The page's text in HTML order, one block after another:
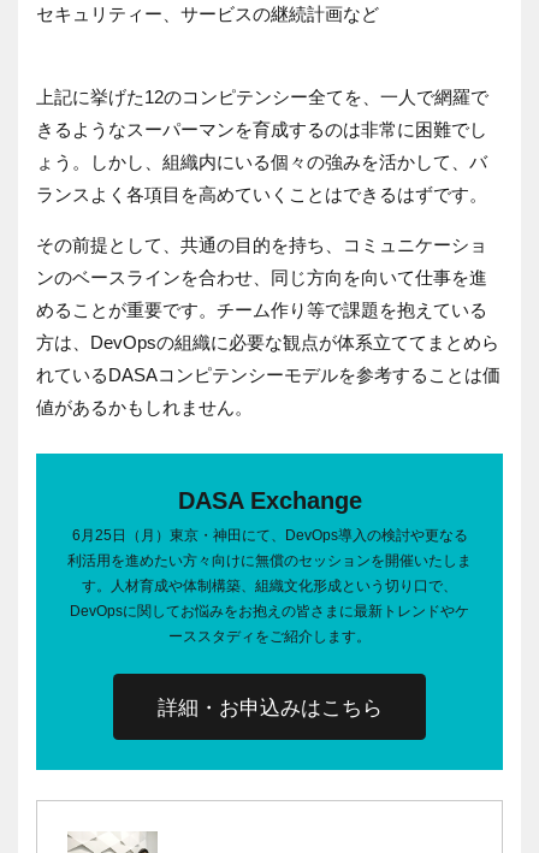
セキュリティー、サービスの継続計画など
上記に挙げた12のコンピテンシー全てを、一人で網羅で
きるようなスーパーマンを育成するのは非常に困難でし
ょう。しかし、組織内にいる個々の強みを活かして、バ
ランスよく各項目を高めていくことはできるはずです。
その前提として、共通の目的を持ち、コミュニケーショ
ンのベースラインを合わせ、同じ方向を向いて仕事を進
めることが重要です。チーム作り等で課題を抱えている
方は、DevOpsの組織に必要な観点が体系立ててまとめら
れているDASAコンピテンシーモデルを参考することは価
値があるかもしれません。
DASA Exchange
6月25日（月）東京・神田にて、DevOps導入の検討や更なる
利活用を進めたい方々向けに無償のセッションを開催いたしま
す。人材育成や体制構築、組織文化形成という切り口で、
DevOpsに関してお悩みをお抱えの皆さまに最新トレンドやケ
ーススタディをご紹介します。
詳細・お申込みはこちら